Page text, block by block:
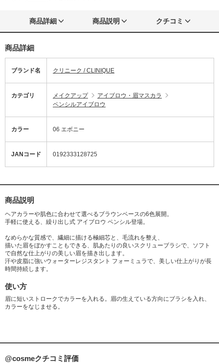
商品詳細 商品説明 クチコミ
商品詳細
ブランド名 クリニーク / CLINIQUE
カテゴリ メイクアップ
アイブロウ・眉マスカラ
ペンシルアイブロウ
カラー 06 エボニー
JANコード 0192333128725
商品説明
ヘアカラーや肌色に合わせて選べるブラウンベースの6色展開。
手軽に使える、繰り出し式 アイブロウ ペンシル登場。
なめらかな質感で、繊細に描ける極細芯と、毛流れを整え、
描いた眉をぼかすこともできる、肌あたりの良いスクリューブラシで、ソフト
で自然な仕上がりの美しい眉を描き出します。
汗や皮脂に強いウォーターレジスタント フォーミュラで、美しい仕上がりが長
時間持続します。
使い方
眉に短いストロークでカラーを入れる。眉の生えている方向にブラシを入れ、
カラーをなじませる。
@cosmeクチコミ評価